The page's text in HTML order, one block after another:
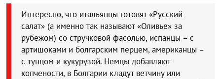
Интересно, что итальянцы готовят «Русский
салат» (а именно так называют «Оливье» за
рубежом) со стручковой фасолью, испанцы – с
артишоками и болгарским перцем, американцы –
с тунцом и кукурузой. Немцы добавляют
копчености, в Болгарии кладут ветчину или